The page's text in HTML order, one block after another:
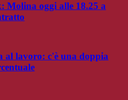
Molina oggi alle 18.25 a
al lavoro: c'è una doppia